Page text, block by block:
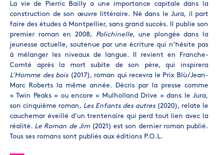
La vie de Pierric Bailly a une importance capitale dans la
construction de son œuvre littéraire. Né dans le Jura, il part
faire des études à Montpellier, sans grand succès. Il publie son
premier roman en 2008, Polichinelle, une plongée dans la
jeunesse actuelle, soutenue par une écriture qui n’hésite pas
à mélanger les niveaux de langue. Il revient en Franche-
Comté après la mort subite de son père, qui inspirera
L’Homme des bois(2017), roman qui recevra le Prix Blù/Jean-
Marc Roberts la même année. Décris par la presse comme
« Twin Peaks » ou encore « Mulholland Drive » dans le Jura,
son cinquième roman, Les Enfants des autres(2020), relate le
cauchemar éveillé d’un trentenaire qui perd tout lien avec la
réalité. Le Roman de Jim(2021) est son dernier roman publié.
Tous ses romans sont publiés aux éditions P.O.L.